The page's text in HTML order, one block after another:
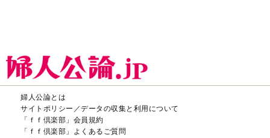
婦人公論とは
サイトポリシー／データの収集と利用について
「ｆｆ倶楽部」会員規約
「ｆｆ倶楽部」よくあるご質問